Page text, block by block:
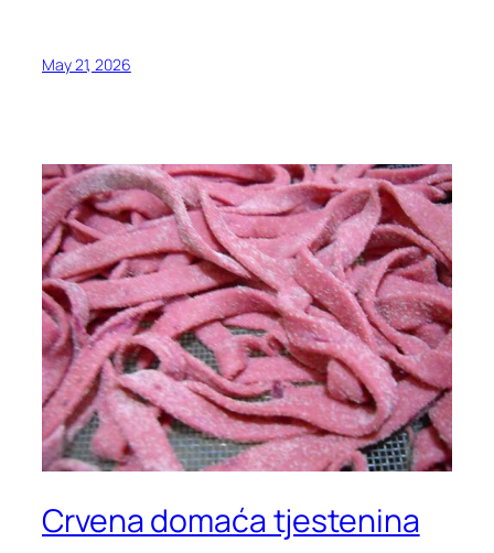
May 21, 2026
Crvena domaća tjestenina